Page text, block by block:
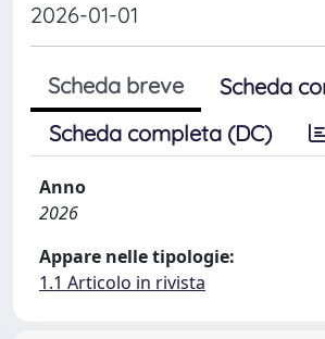
2026-01-01
Scheda breve
Scheda
Scheda completa (DC)
Anno
2026
Appare nelle tipologie:
1.1 Articolo in rivista